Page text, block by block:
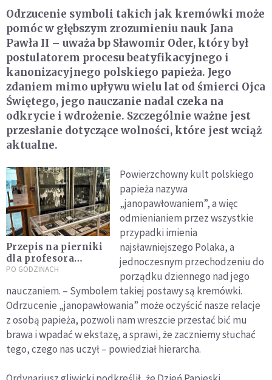
Odrzucenie symboli takich jak kremówki może
pomóc w głębszym zrozumieniu nauk Jana
Pawła II – uważa bp Sławomir Oder, który był
postulatorem procesu beatyfikacyjnego i
kanonizacyjnego polskiego papieża. Jego
zdaniem mimo upływu wielu lat od śmierci Ojca
Świętego, jego nauczanie nadal czeka na
odkrycie i wdrożenie. Szczególnie ważne jest
przesłanie dotyczące wolności, które jest wciąż
aktualne.
Przepis na pierniki
dla profesora
Wojtyły. Idealna
Papieski
PO GODZINACH
Powierzchowny kult polskiego
papieża nazywa
„janopawłowaniem”, a więc
odmienianiem przez wszystkie
przypadki imienia
najsławniejszego Polaka, a
jednoczesnym przechodzeniu do
porządku dziennego nad jego
nauczaniem. – Symbolem takiej postawy są kremówki.
Odrzucenie „janopawłowania” może oczyścić nasze relacje
z osobą papieża, pozwoli nam wreszcie przestać bić mu
brawa i wpadać w ekstazę, a sprawi, że zaczniemy słuchać
tego, czego nas uczył – powiedział hierarcha.